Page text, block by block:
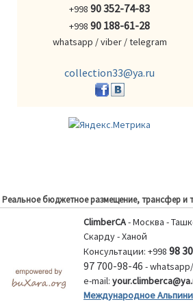
+998 90 352-74-83
+998 90 188-61-28
whatsapp / viber / telegram
collection33@ya.ru
Реальное бюджетное размещение, трансфер и
ClimberCA- Москва -
Скарду - Ханой
Консультации: +998 98
97 700-98-46 -
e-mail:
Международное